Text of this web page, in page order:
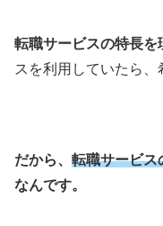
転職サービスの特長を
スを利用していたら、
だから、 転職サービス
なんです。